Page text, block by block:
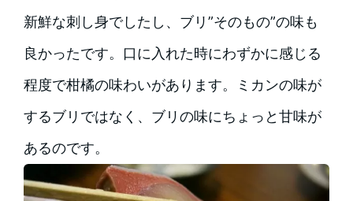
新鮮な刺し身でしたし、ブリ”そのもの”の味も
良かったです。口に入れた時にわずかに感じる
程度で柑橘の味わいがあります。ミカンの味が
するブリではなく、ブリの味にちょっと甘味が
あるのです。